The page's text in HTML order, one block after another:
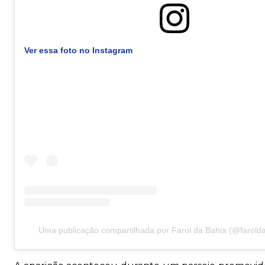
Ver essa foto no Instagram
Uma publicação compartilhada por Farol da Bahia